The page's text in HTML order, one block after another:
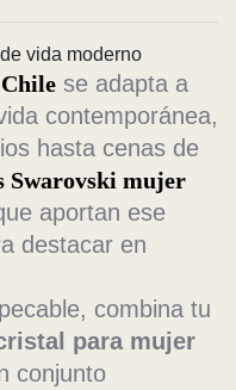
vida moderno
se adapta a
contemporánea,
hasta cenas de
Swarovski mujer
aportan ese
destacar en
combina tu
para mujer
conjunto